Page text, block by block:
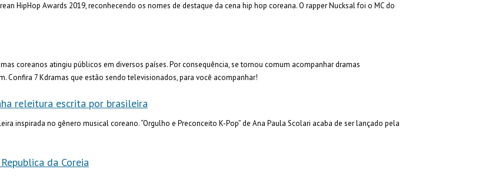
HipHop Awards 2019, reconhecendo os nomes de destaque da cena hip hop coreana. O rapper Nucksal foi o MC do
coreanos atingiu públicos em diversos países. Por consequência, se tornou comum acompanhar dramas
Confira 7 Kdramas que estão sendo televisionados, para você acompanhar!
releitura escrita por brasileira
inspirada no gênero musical coreano. “Orgulho e Preconceito K-Pop” de Ana Paula Scolari acaba de ser lançado pela
da Coreia